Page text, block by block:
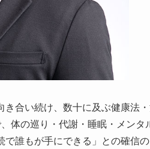
合い続け、数十に及ぶ健康法
体の巡り・代謝・睡眠・メンタ
誰もが手にできる」との確信